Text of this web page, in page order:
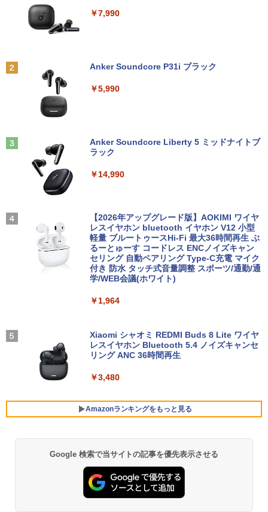
￥36,800
2
中古ノートパソコン HP ProBook 450 G
5 G6 G7 G8 第10世代 Core i3/i5選択可
16GB SSD512GB 15.6型 Webカメラ テ
フルHD対応WUXGA 12.1インチ Panaso
パソコン 中古パソコン 中古PC】（Wind
ows10も対応可能 Win10）
￥28,589
付き｜楽天1位 三冠獲得｜豪華特典付き
き｜15.6型 テンキー付き｜ノートパソコ
ンWindows11 第8世代｜ノートパソコン
｜パソコン｜PC｜中古PC
￥29,800
5
【新品】【楽天1位！】ノートパソコン
付きノートパソコン 初心者向け Window
s11 初期設定済 Webカメラ zoom 日本語
キーボード 14.1型 Intel Celeron メモリ
8GB SSD1TB(最大) 大容量バッテリービ
ジネス 大学生 プレゼント 学生向け
デスクトップパソコン デル DELL optipl
GB 16GB SSD256GB HDMI office Win
￥32,780
高さ4.4cm 軽量 モニター取り付け可 イ
ンテルCeleron メモリ8GB 高速SSD 256
GB USB 3.0 HDMI 2画面同時出力可 無線
機能 テレワーク 在宅勤務 パソコン
￥39,800
ndows11 & Office付き メモリ8GB SSD
256GB Wi-Fi対応 USB3.0 一体型PC テ
ンキー付きキーボード＆マウスプレゼン
ペースPC
5
Acer｜エイサー 超小型 デスクトップパ
ソコン RB102-N18U(Windows 11 Pro/I
ntel Processor N150/メモリ 8GB/SSD 2
56GB) RB102-N18U
￥52,800
ATA | LCD-AH241EDB-B-B | 23.8型ワイ
ドTFT 1920×1080(フルHD) | LEDバック
A・HDMI) | VGAケーブル・電源ケーブ
まで】 モニター 21.5型 液晶ディスプレ
ライトカット VAパネル VESAフル FHD
ノングレア MAXZEN JM22CH02
￥9,480
ター 100Hz 5ms 1920×1080 FHD VAパ
【送料無料】【レビューでモニタークリ
ーナープレゼント】【メーカー1年保証】
【新商品特価11699円！8/11 1:59迄】モ
バイルモニター 15.6インチ ポータブルモ
0 フルHD IPSパネル 非光沢 HDR スピー
カー内蔵 保護カバー付き 軽量 薄型 Type
-C ミニHDMI 在宅 テレワーク simplus
シンプラス SP-MBM156 【送料無料】
￥11,699
￥594
店共通特典イラスト付】 【電子書籍】[
目黒三吉 ]
￥726
キングダム 80 （ヤングジャンプコミッ
クス） [ 原 泰久 ]
￥770
日本史探偵コナン 全12巻セット [ 青山
￥12,936
￥7,990
Anker Soundcore P31i ブラック
￥5,990
Anker Soundcore Liberty 5 ミッドナイトブ
ラック
￥14,990
【2026年アップグレード版】AOKIMI ワイヤ
レスイヤホン bluetooth イヤホン V12 小型
軽量 ブルートゥースHi-Fi 最大36時間再生 ぶ
るーとゅーす コードレス ENCノイズキャン
セリング 自動ペアリング Type-C充電 マイク
付き 防水 タッチ式音量調整 スポーツ/通勤/通
学/WEB会議(ホワイト)
￥1,964
Xiaomi シャオミ REDMI Buds 8 Lite ワイヤ
レスイヤホン Bluetooth 5.4 ノイズキャンセ
リング ANC 36時間再生
￥3,480
Amazonランキングをもっと見る
BRUCE WAYNE feat. Flo Milli, ATL Jacob
[Explicit]
￥250
【Amazon.co.jp限定】 い・ろ・は・す 2L P
ET ラベルレス ×8本
￥1,112
薬屋のひとりごと 17巻 (デジタル版ビッグガ
ンガンコミックス)
￥770
Google 検索で当サイトの記事を優先表示させる